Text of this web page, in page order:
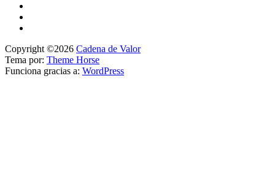
Copyright ©2026 Cadena de Valor
Tema por: Theme Horse
Funciona gracias a: WordPress